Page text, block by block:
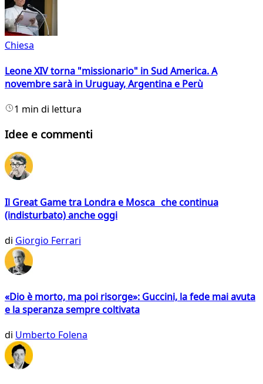
Chiesa
Leone XIV torna "missionario" in Sud America. A
novembre sarà in Uruguay, Argentina e Perù
1 min di lettura
Idee e commenti
Il Great Game tra Londra e Mosca che continua
(indisturbato) anche oggi
di Giorgio Ferrari
«Dio è morto, ma poi risorge»: Guccini, la fede mai avuta
e la speranza sempre coltivata
di Umberto Folena